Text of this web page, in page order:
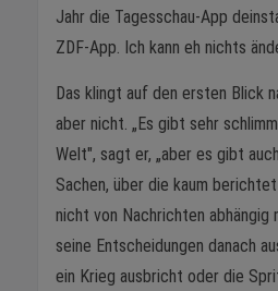
Jahr die Tagesschau-App
ZDF-App. Ich kann eh nichts
Das klingt auf den ersten Blick
aber nicht. „Es gibt sehr
Welt", sagt er, „aber es gibt
Sachen, über die kaum
nicht von Nachrichten abhängig
seine Entscheidungen danach
ein Krieg ausbricht oder die